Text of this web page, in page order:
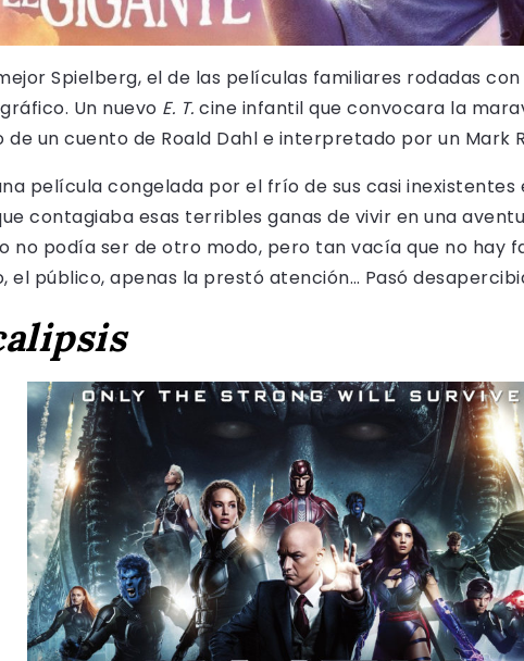
Spielberg, el de las películas familiares rodadas
Un nuevo E. T. cine infantil que convocara la
un cuento de Roald Dahl e interpretado por un Mark
película congelada por el frío de sus casi inexistentes
contagiaba esas terribles ganas de vivir en una
no podía ser de otro modo, pero tan vacía que no hay
el público, apenas la prestó atención… Pasó